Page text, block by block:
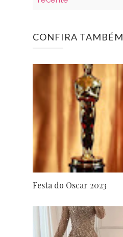
CONFIRA TAMBÉM
Festa do Oscar 2023